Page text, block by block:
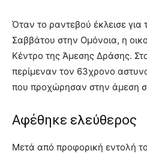
Όταν το ραντεβού έκλεισε για
Σαββάτου στην Ομόνοια, η
Κέντρο της Άμεσης Δράσης.
περίμεναν τον 63χρονο
που προχώρησαν στην άμεση
Αφέθηκε ελεύθερος
Μετά από προφορική εντολή